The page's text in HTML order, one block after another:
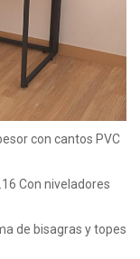
con cantos PVC
Con niveladores
de bisagras y topes